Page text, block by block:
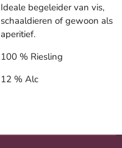
Ideale begeleider van vis,
schaaldieren of gewoon als
aperitief.
100 % Riesling
12 % Alc